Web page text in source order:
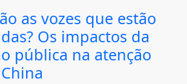
as vozes que estão
Os impactos da
pública na atenção